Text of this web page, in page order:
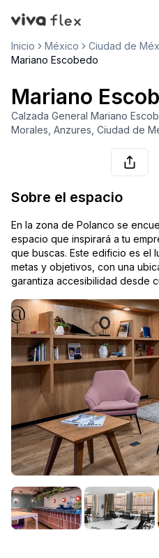
VivaFlex
Inicio México Ciudad de
Mariano Escobedo
Mariano
Calzada General Mariano
Morales, Anzures, Ciudad de
Sobre el espacio
En la zona de Polanco se
espacio que inspirará a tu
que buscas. Este edificio es el
metas y objetivos, con una
garantiza accesibilidad desde